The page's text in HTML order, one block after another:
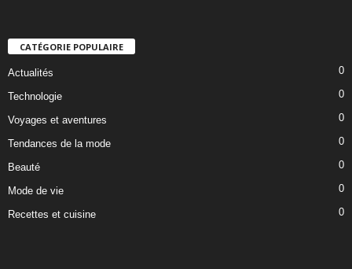
CATÉGORIE POPULAIRE
Actualités 0
Technologie 0
Voyages et aventures 0
Tendances de la mode 0
Beauté 0
Mode de vie 0
Recettes et cuisine 0